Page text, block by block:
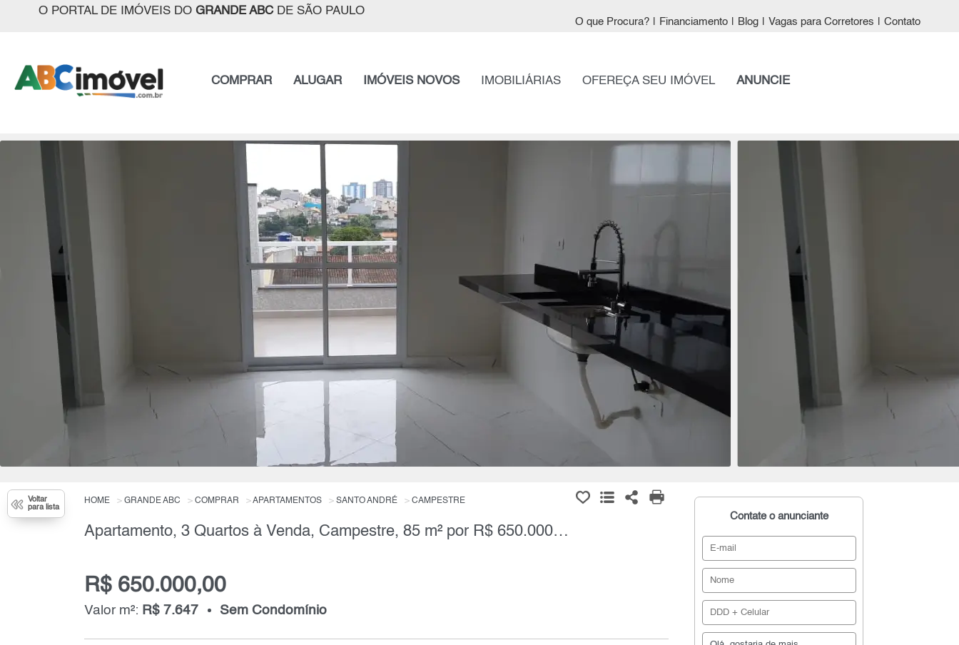
O PORTAL DE IMÓVEIS DO GRANDE ABCDE SÃO PAULO
O que Procura? Financiamento Blog Vagas para Corretores Contato
COMPRAR ALUGAR IMÓVEIS NOVOS IMOBILIÁRIAS OFEREÇA SEU IMÓVEL ANUNCIE
Voltar
para lista
HOME GRANDE ABC COMPRAR APARTAMENTOS SANTO ANDRÉ CAMPESTRE
Apartamento, 3 Quartos à Venda, Campestre, 85 m² por R$ 650.000,00
R$ 650.000,00
Valor m²: R$ 7.647 Sem Condomínio
Contate o anunciante